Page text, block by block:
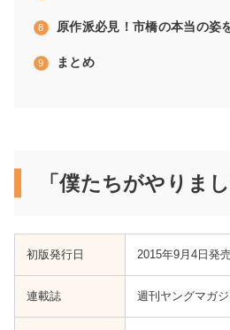
原作派必見！市橋の本当の姿
まとめ
「僕たちがやりま
初版発行日 ‎‎‎‎2015年9月4日発売
連載誌 週刊ヤングマガ